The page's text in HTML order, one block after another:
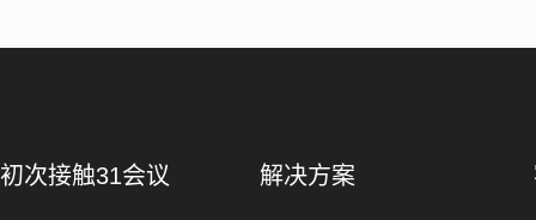
初次接触31会议 解决方案